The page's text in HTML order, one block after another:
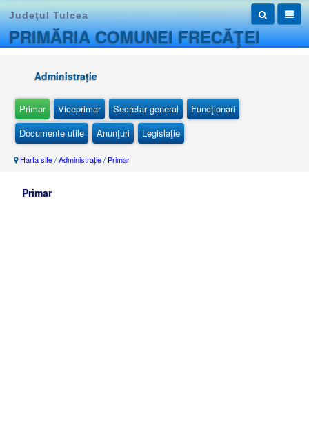
Judeţul Tulcea
PRIMĂRIA COMUNEI FRECĂŢEI
Administraţie
Primar Viceprimar Secretar general
Funcţionari
Documente utile
Anunţuri Legislaţie
Harta site/Administraţie/ Primar
Primar